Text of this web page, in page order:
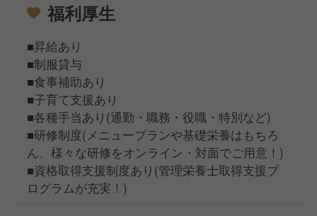
福利厚生
■昇給あり
■制服貸与
■食事補助あり
■子育て支援あり
■各種手当あり(通勤・職務・役職・特別など)
■研修制度(メニュープランや基礎栄養はもちろ
ん、様々な研修をオンライン・対面でご用意！)
■資格取得支援制度あり(管理栄養士取得支援プ
ログラムが充実！)